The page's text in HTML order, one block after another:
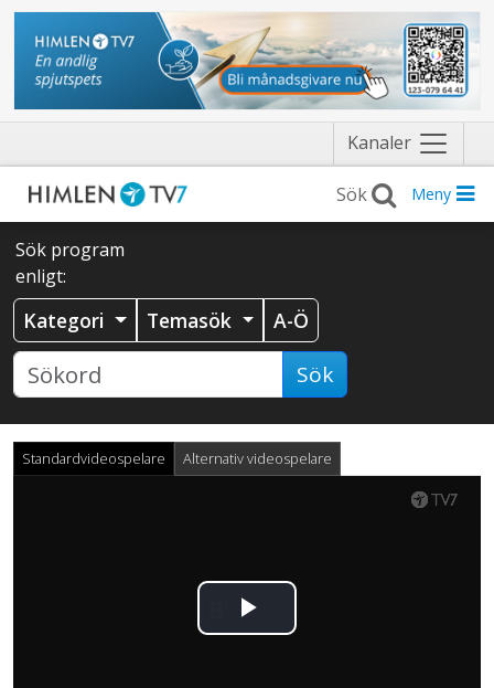
Kanaler Näytä
valikko
Meny
Sök program
enligt:
Kategori Temasök A-Ö
Sök
Standardvideospelare Alternativ videospelare
Spela